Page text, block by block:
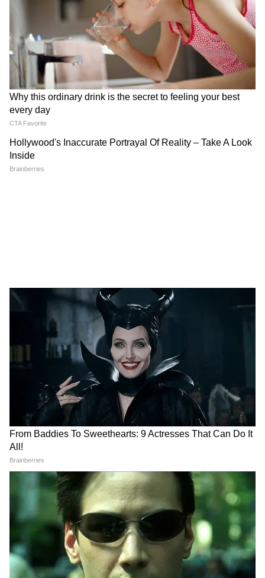
যত তাড়াতাড়ি করবেন, তত দ্রুত বেনিফিট নিলবে।
অন্নপূর্ণা যোজনার প্রক্রিয়া আজ থেকে শুরু হবে।
যেমন যেমন ফর্ম ফিলআপ হবে, তেমন তেমন ৩
হাজার টাকা করে ট্রান্সফার হবে। আর দিন না এই
টাকা ঢুকছে ততদিন চালু থাকবে লক্ষ্মীর ভাতা।
4
5
Image Credit : Chatgpt
ক্ষমতায় আসার আগে বিজেপি সরকার প্রতিশ্রুতি
দিয়েছিল রাজ্যের মহিলাদের দেওয়া হবে অন্নপূর্ণা
ভাণ্ডার। সেই মতো জুন থেকে দেওয়া হবে টাকা।
এদিকে এতদিন ধরে চালু থাকা কোনও ভাতাই বন্ধ
হবে না বলে জানিয়েছে বিজেপি সরকার। বিশেষ
করে, আপাতত যতদিন না অন্নপূর্ণা ভাণ্ডার চালু হয়,
ততদিন রাজ্যের মহিলারা পাবেন লক্ষ্মীর ভাণ্ডার।
LATEST VIDEOS